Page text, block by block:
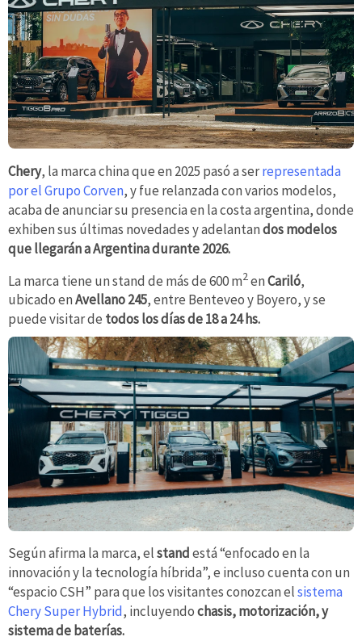
Chery, la marca china que en 2025 pasó a serrepresentada
por el Grupo Corven, y fue relanzada con varios modelos,
acaba de anunciar su presencia en la costa argentina, donde
exhiben sus últimas novedades y adelantandos modelos
que llegarán a Argentina durante 2026.
La marca tiene un stand de más de 600 m2enCariló,
ubicado enAvellano 245, entre Benteveo y Boyero, y se
puede visitar de todos los días de 18 a 24 hs.
Según afirma la marca, elstandestá “enfocado en la
innovación y la tecnología híbrida”, e incluso cuenta con un
“espacio CSH” para que los visitantes conozcan elsistema
Chery Super Hybrid, incluyendochasis, motorización, y
sistema de baterías.